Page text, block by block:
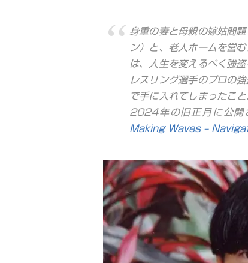
身重の妻と母親の嫁姑問
ン）と、老人ホームを営
は、人生を変えるべく強
レスリング選手のプロの
で手に入れてしまったこ
2024年の旧正月に公開
Making Waves –